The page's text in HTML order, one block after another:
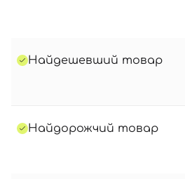
Найдешевший товар
Найдорожчий товар